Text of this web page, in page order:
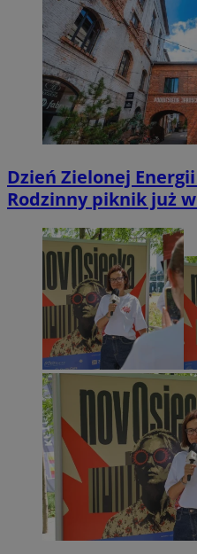
Dzień Zielonej
Rodzinny piknik już